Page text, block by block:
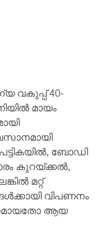
വകുപ്പ് 40-
മായം
ബോഡി
കുറയ്ക്കൽ,
മറ്റ്
വിപണനം
ആയ